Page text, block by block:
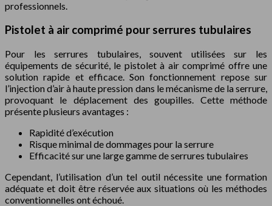
professionnels.
Pistolet à air comprimé pour serrures tubulaires
Pour les serrures tubulaires, souvent utilisées sur les
équipements de sécurité, le pistolet à air comprimé offre une
solution rapide et efficace. Son fonctionnement repose sur
l’injection d’air à haute pression dans le mécanisme de la serrure,
provoquant le déplacement des goupilles. Cette méthode
présente plusieurs avantages :
Rapidité d’exécution
Risque minimal de dommages pour la serrure
Efficacité sur une large gamme de serrures tubulaires
Cependant, l’utilisation d’un tel outil nécessite une formation
adéquate et doit être réservée aux situations où les méthodes
conventionnelles ont échoué.